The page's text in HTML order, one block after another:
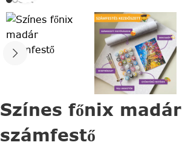
Színes főnix madár
számfestő